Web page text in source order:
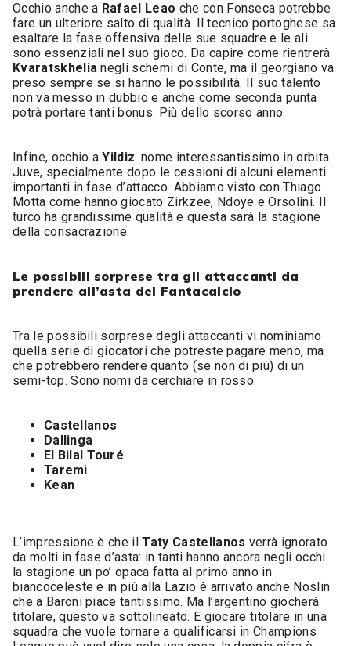
Occhio anche a Rafael Leao che con Fonseca potrebbe
fare un ulteriore salto di qualità. Il tecnico portoghese sa
esaltare la fase offensiva delle sue squadre e le ali
sono essenziali nel suo gioco. Da capire come rientrerà
Kvaratskhelianegli schemi di Conte, ma il georgiano va
preso sempre se si hanno le possibilità. Il suo talento
non va messo in dubbio e anche come seconda punta
potrà portare tanti bonus. Più dello scorso anno.
Infine, occhio aYildiz: nome interessantissimo in orbita
Juve, specialmente dopo le cessioni di alcuni elementi
importanti in fase d’attacco. Abbiamo visto con Thiago
Motta come hanno giocato Zirkzee, Ndoye e Orsolini. Il
turco ha grandissime qualità e questa sarà la stagione
della consacrazione.
Le possibili sorprese tra gli attaccanti da
prendere all’asta del Fantacalcio
Tra le possibili sorprese degli attaccanti vi nominiamo
quella serie di giocatori che potreste pagare meno, ma
che potrebbero rendere quanto (se non di più) di un
semi-top. Sono nomi da cerchiare in rosso.
Castellanos
Dallinga
El Bilal Touré
Taremi
Kean
L’impressione è che ilTaty Castellanos verrà ignorato
da molti in fase d’asta: in tanti hanno ancora negli occhi
la stagione un po’ opaca fatta al primo anno in
biancoceleste e in più alla Lazio è arrivato anche Noslin
che a Baroni piace tantissimo. Ma l’argentino giocherà
titolare, questo va sottolineato. E giocare titolare in una
squadra che vuole tornare a qualificarsi in Champions